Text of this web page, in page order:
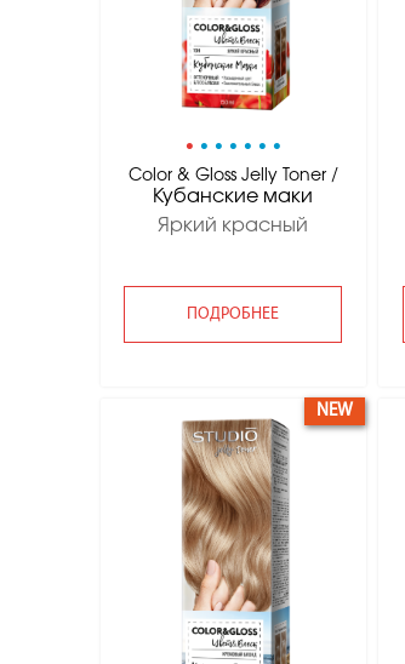
• • • • • • •
Color & Gloss Jelly Toner /
Кубанские маки
Яркий красный
ПОДРОБНЕЕ
NEW